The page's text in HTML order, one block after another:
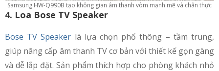
Samsung HW-Q990B tạo không gian âm thanh vòm mạnh mẽ và chân thực
4. Loa Bose TV Speaker
Bose TV Speaker là lựa chọn phổ thông – tầm trung,
giúp nâng cấp âm thanh TV cơ bản với thiết kế gọn gàng
và dễ lắp đặt. Sản phẩm thích hợp cho phòng khách nhỏ